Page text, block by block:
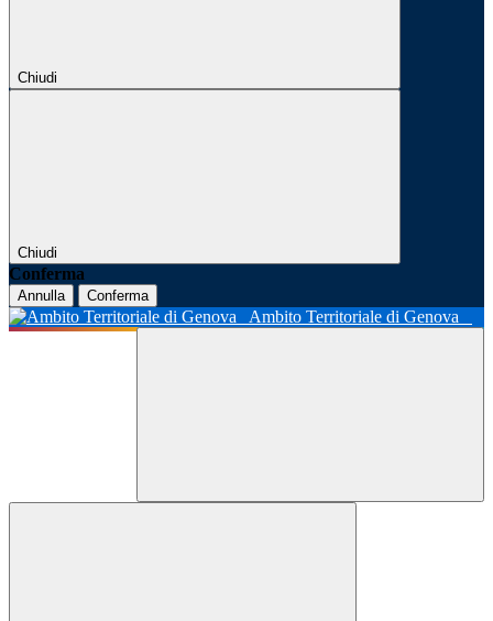
Chiudi
Chiudi
Conferma
Annulla Conferma
Ambito Territoriale di Genova